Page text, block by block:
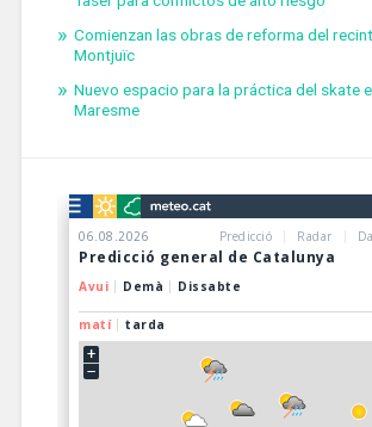
Comienzan las obras de reforma del
Montjuïc
Nuevo espacio para la práctica del skate
Maresme